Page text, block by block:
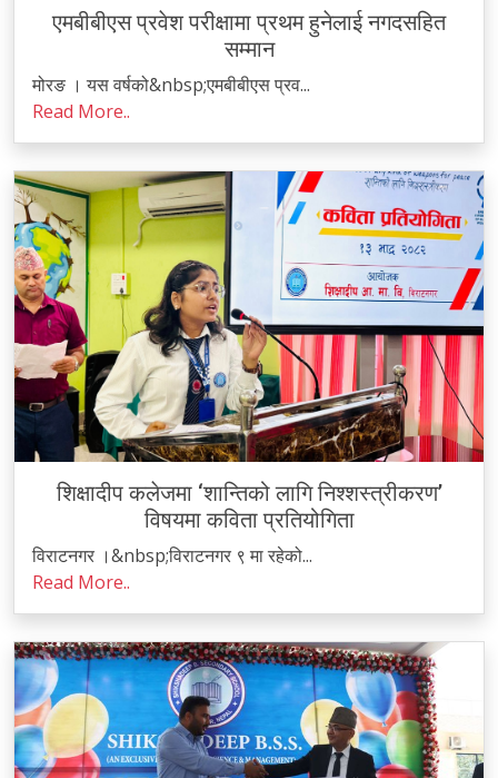
एमबीबीएस प्रवेश परीक्षामा प्रथम हुनेलाई नगदसहित
सम्मान
मोरङ । यस वर्षको&nbsp;एमबीबीएस प्रव...
Read More..
शिक्षादीप कलेजमा ‘शान्तिको लागि निश्शस्त्रीकरण’
विषयमा कविता प्रतियोगिता
विराटनगर ।&nbsp;विराटनगर ९ मा रहेको...
Read More..